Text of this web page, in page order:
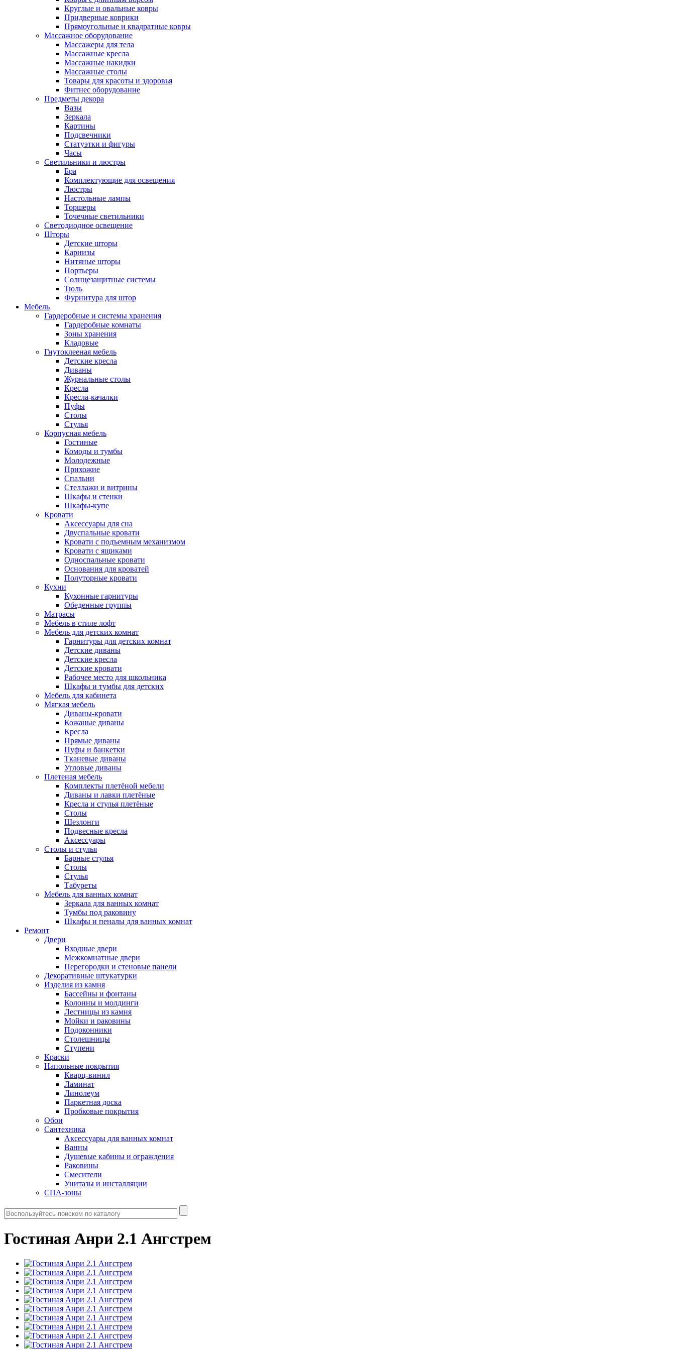
Круглые и овальные ковры
Придверные коврики
Прямоугольные и квадратные ковры
Массажное оборудование
Массажеры для тела
Массажные кресла
Массажные накидки
Массажные столы
Товары для красоты и здоровья
Фитнес оборудование
Предметы декора
Вазы
Зеркала
Картины
Подсвечники
Статуэтки и фигуры
Часы
Светильники и люстры
Бра
Комплектующие для освещения
Люстры
Настольные лампы
Торшеры
Точечные светильники
Светодиодное освещение
Шторы
Детские шторы
Карнизы
Нитяные шторы
Портьеры
Солнцезащитные системы
Тюль
Фурнитура для штор
Мебель
Гардеробные и системы хранения
Гардеробные комнаты
Зоны хранения
Кладовые
Гнутоклееная мебель
Детские кресла
Диваны
Журнальные столы
Кресла
Кресла-качалки
Пуфы
Столы
Стулья
Корпусная мебель
Гостиные
Комоды и тумбы
Молодежные
Прихожие
Спальни
Стеллажи и витрины
Шкафы и стенки
Шкафы-купе
Кровати
Аксессуары для сна
Двуспальные кровати
Кровати с подъемным механизмом
Кровати с ящиками
Односпальные кровати
Основания для кроватей
Полуторные кровати
Кухни
Кухонные гарнитуры
Обеденные группы
Матрасы
Мебель в стиле лофт
Мебель для детских комнат
Гарнитуры для детских комнат
Детские диваны
Детские кресла
Детские кровати
Рабочее место для школьника
Шкафы и тумбы для детских
Мебель для кабинета
Мягкая мебель
Диваны-кровати
Кожаные диваны
Кресла
Прямые диваны
Пуфы и банкетки
Тканевые диваны
Угловые диваны
Плетеная мебель
Комплекты плетёной мебели
Диваны и лавки плетёные
Кресла и стулья плетёные
Столы
Шезлонги
Подвесные кресла
Аксессуары
Столы и стулья
Барные стулья
Столы
Стулья
Табуреты
Мебель для ванных комнат
Зеркала для ванных комнат
Тумбы под раковину
Шкафы и пеналы для ванных комнат
Ремонт
Двери
Входные двери
Межкомнатные двери
Перегородки и стеновые панели
Декоративные штукатурки
Изделия из камня
Бассейны и фонтаны
Колонны и молдинги
Лестницы из камня
Мойки и раковины
Подоконники
Столешницы
Ступени
Краски
Напольные покрытия
Кварц-винил
Ламинат
Линолеум
Паркетная доска
Пробковые покрытия
Обои
Сантехника
Аксессуары для ванных комнат
Ванны
Душевые кабины и ограждения
Раковины
Смесители
Унитазы и инсталляции
СПА-зоны
Гостиная Анри 2.1 Ангстрем